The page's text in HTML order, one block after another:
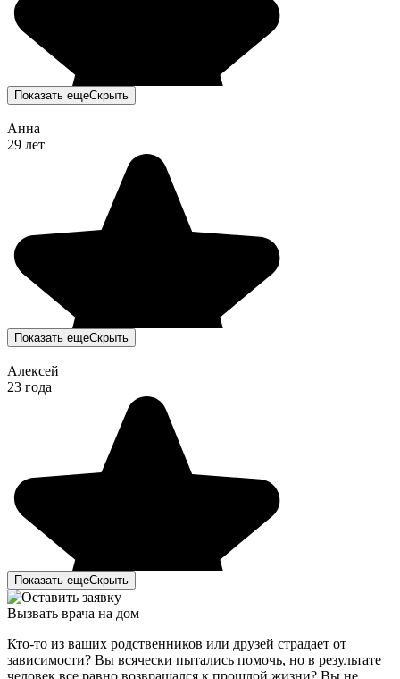
Показать ещеСкрыть
Анна
29 лет
Показать ещеСкрыть
Алексей
23 года
Показать ещеСкрыть
Вызвать врача на дом
Кто-то из ваших родственников или друзей страдает от
зависимости? Вы всячески пытались помочь, но в результате